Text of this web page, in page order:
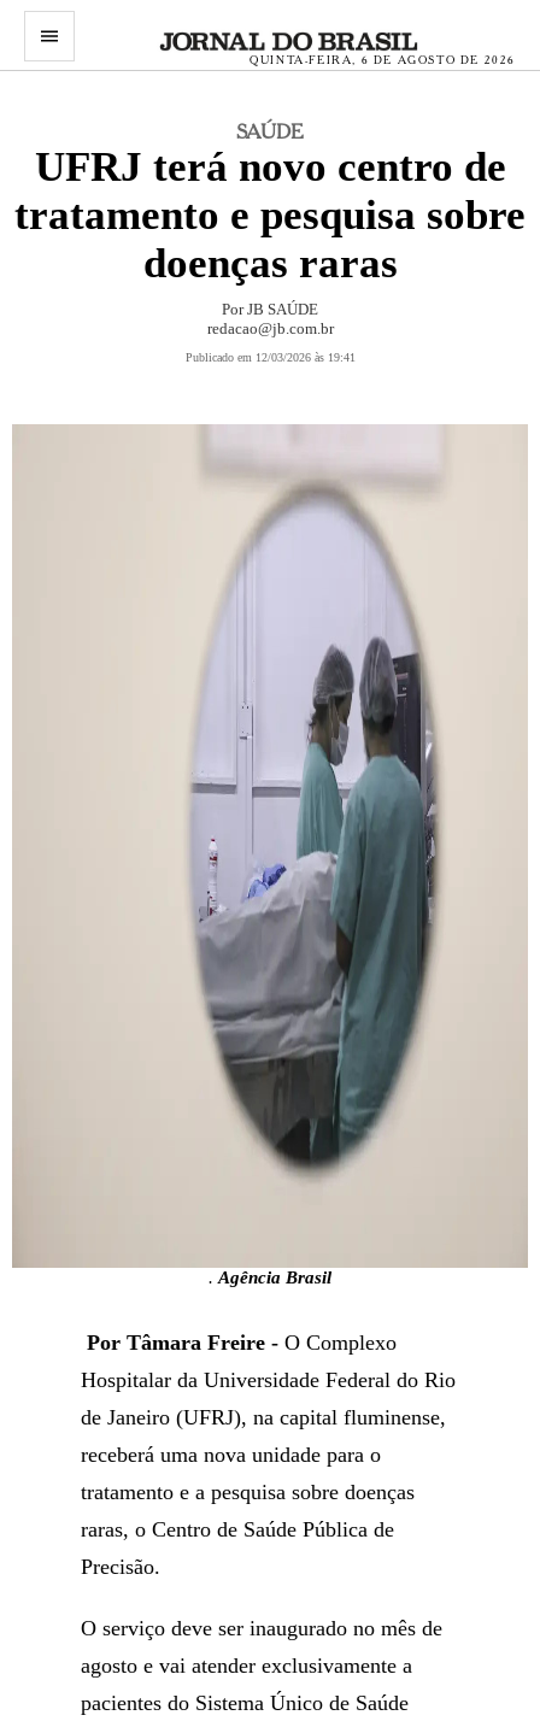
menu
QUINTA-FEIRA, 6 DE AGOSTO DE 2026
SAÚDE
UFRJ terá novo centro de
tratamento e pesquisa sobre
doenças raras
PorJB SAÚDE
redacao@jb.com.br
Publicado em 12/03/2026 às 19:41
. Agência Brasil
Por Tâmara Freire -O Complexo
Hospitalar da Universidade Federal do Rio
de Janeiro (UFRJ), na capital fluminense,
receberá uma nova unidade para o
tratamento e a pesquisa sobre doenças
raras, o Centro de Saúde Pública de
Precisão.
O serviço deve ser inaugurado no mês de
agosto e vai atender exclusivamente a
pacientes do Sistema Único de Saúde